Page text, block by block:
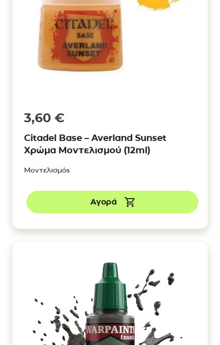
3,60 €
Citadel Base – Averland Sunset
Χρώμα Μοντελισμού (12ml)
Μοντελισμός
Αγορά